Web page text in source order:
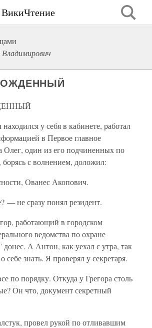
ВикиЧтение
у себя в кабинете, работал
в Первое главное
Олег, один из его подчиненных по
с волнением, доложил:
Ованес Акопович.
— не сразу понял резидент.
работающий в городском
ведомства по охране
А Антон, как уехал с утра, так
себе знать. Я проверял у секретаря.
по порядку. Откуда у Грегора столь
Он что, документ секретный
провел рукой по отливавшим